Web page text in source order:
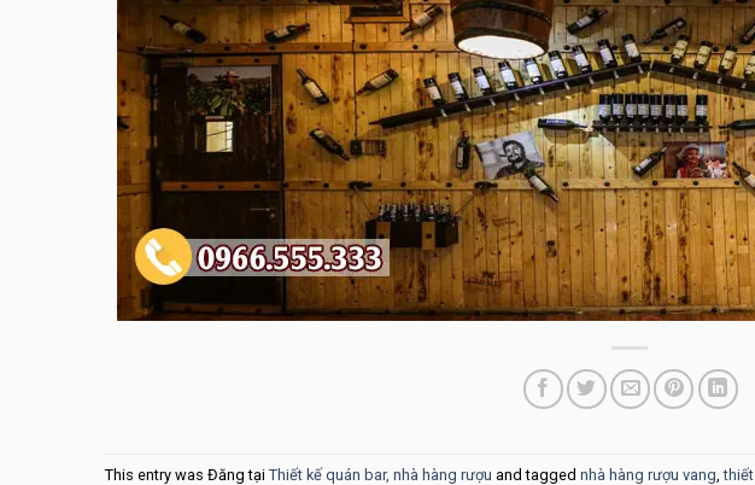
This entry was Đăng tại Thiết kế quán bar, nhà hàng rượu and tagged nhà hàng rượu vang ,